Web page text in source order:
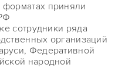
приняли
сотрудники ряда
организаций
Федеративной
народной